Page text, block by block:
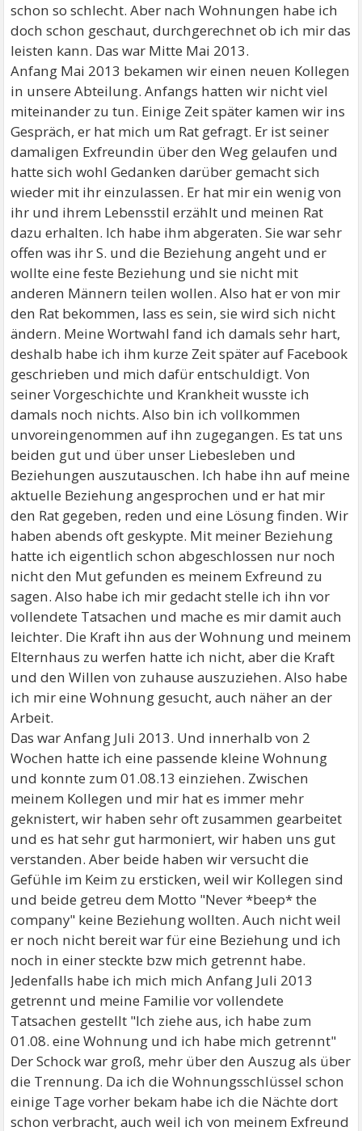
schon so schlecht. Aber nach Wohnungen habe ich
doch schon geschaut, durchgerechnet ob ich mir das
leisten kann. Das war Mitte Mai 2013.
Anfang Mai 2013 bekamen wir einen neuen Kollegen
in unsere Abteilung. Anfangs hatten wir nicht viel
miteinander zu tun. Einige Zeit später kamen wir ins
Gespräch, er hat mich um Rat gefragt. Er ist seiner
damaligen Exfreundin über den Weg gelaufen und
hatte sich wohl Gedanken darüber gemacht sich
wieder mit ihr einzulassen. Er hat mir ein wenig von
ihr und ihrem Lebensstil erzählt und meinen Rat
dazu erhalten. Ich habe ihm abgeraten. Sie war sehr
offen was ihr S. und die Beziehung angeht und er
wollte eine feste Beziehung und sie nicht mit
anderen Männern teilen wollen. Also hat er von mir
den Rat bekommen, lass es sein, sie wird sich nicht
ändern. Meine Wortwahl fand ich damals sehr hart,
deshalb habe ich ihm kurze Zeit später auf Facebook
geschrieben und mich dafür entschuldigt. Von
seiner Vorgeschichte und Krankheit wusste ich
damals noch nichts. Also bin ich vollkommen
unvoreingenommen auf ihn zugegangen. Es tat uns
beiden gut und über unser Liebesleben und
Beziehungen auszutauschen. Ich habe ihn auf meine
aktuelle Beziehung angesprochen und er hat mir
den Rat gegeben, reden und eine Lösung finden. Wir
haben abends oft geskypte. Mit meiner Beziehung
hatte ich eigentlich schon abgeschlossen nur noch
nicht den Mut gefunden es meinem Exfreund zu
sagen. Also habe ich mir gedacht stelle ich ihn vor
vollendete Tatsachen und mache es mir damit auch
leichter. Die Kraft ihn aus der Wohnung und meinem
Elternhaus zu werfen hatte ich nicht, aber die Kraft
und den Willen von zuhause auszuziehen. Also habe
ich mir eine Wohnung gesucht, auch näher an der
Arbeit.
Das war Anfang Juli 2013. Und innerhalb von 2
Wochen hatte ich eine passende kleine Wohnung
und konnte zum 01.08.13 einziehen. Zwischen
meinem Kollegen und mir hat es immer mehr
geknistert, wir haben sehr oft zusammen gearbeitet
und es hat sehr gut harmoniert, wir haben uns gut
verstanden. Aber beide haben wir versucht die
Gefühle im Keim zu ersticken, weil wir Kollegen sind
und beide getreu dem Motto "Never *beep* the
company" keine Beziehung wollten. Auch nicht weil
er noch nicht bereit war für eine Beziehung und ich
noch in einer steckte bzw mich getrennt habe.
Jedenfalls habe ich mich mich Anfang Juli 2013
getrennt und meine Familie vor vollendete
Tatsachen gestellt "Ich ziehe aus, ich habe zum
01.08. eine Wohnung und ich habe mich getrennt"
Der Schock war groß, mehr über den Auszug als über
die Trennung. Da ich die Wohnungsschlüssel schon
einige Tage vorher bekam habe ich die Nächte dort
schon verbracht, auch weil ich von meinem Exfreund